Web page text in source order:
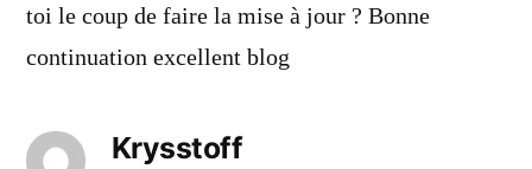
toi le coup de faire la mise à jour ? Bonne
continuation excellent blog
Krysstoff